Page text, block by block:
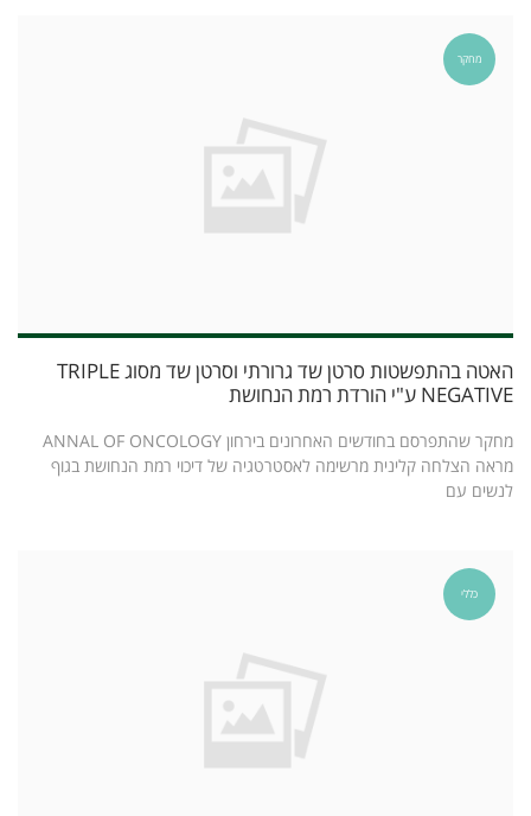
מחקר
האטה בהתפשטות סרטן שד גרורתי וסרטן שד מסוג TRIPLE
NEGATIVE ע"י הורדת רמת הנחושת
מחקר שהתפרסם בחודשים האחרונים בירחון ANNAL OF ONCOLOGY
מראה הצלחה קלינית מרשימה לאסטרטגיה של דיכוי רמת הנחושת בגוף
לנשים עם
כללי